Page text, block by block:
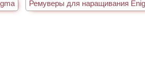
Ремуверы для наращивания